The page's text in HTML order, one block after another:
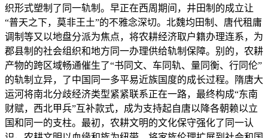
织形式塑制了同一轨制。早正在西周期间，井田制的成立让
“普天之下，莫非王土”的不雅念深切。北魏均田制、唐代租庸
调制等又以地盘分派为焦点，将农耕经济取户籍办理连系，为
郡县制的社会组织和地方同一办理供给轨制保障。别的，农耕
产物的跨区域畅通催生了“书同文、车同轨、量同衡、行同伦”
的轨制立异，了中国同一多平易近族国度的成长过程。隋唐大
运河将南北分歧经济类型紧紧联系正在一路，最终构成“东南
财赋，西北甲兵”互补款式，成为支持起自唐以降各朝赖以立
国和同一的支柱。最初，农耕文明的文化保守强化了同一认